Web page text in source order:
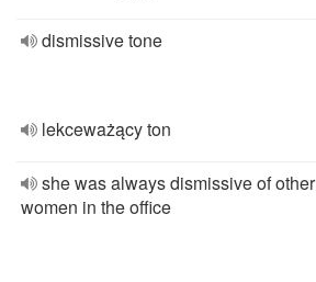
dismissive tone
lekceważący ton
she was always dismissive of other
women in the office